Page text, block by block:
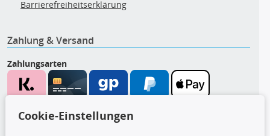
Barrierefreiheitserklärung
Zahlung & Versand
Zahlungsarten
Cookie-Einstellungen